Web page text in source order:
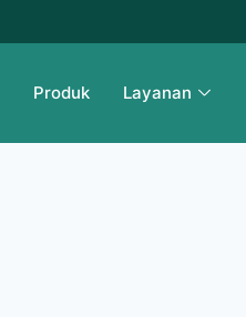
Produk Layanan